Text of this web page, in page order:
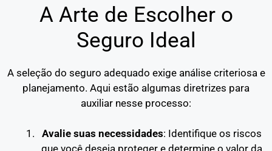
A Arte de Escolher o
Seguro Ideal
A seleção do seguro adequado exige análise criteriosa e
planejamento. Aqui estão algumas diretrizes para
auxiliar nesse processo:
Avalie suas necessidades: Identifique os riscos
que você deseja proteger e determine o valor da